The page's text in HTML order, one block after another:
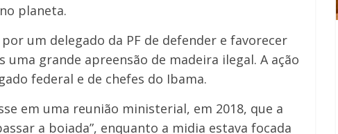
planeta.
um delegado da PF de defender e favorecer
grande apreensão de madeira ilegal. A ação
federal e de chefes do Ibama.
em uma reunião ministerial, em 2018, que a
a boiada”, enquanto a midia estava focada